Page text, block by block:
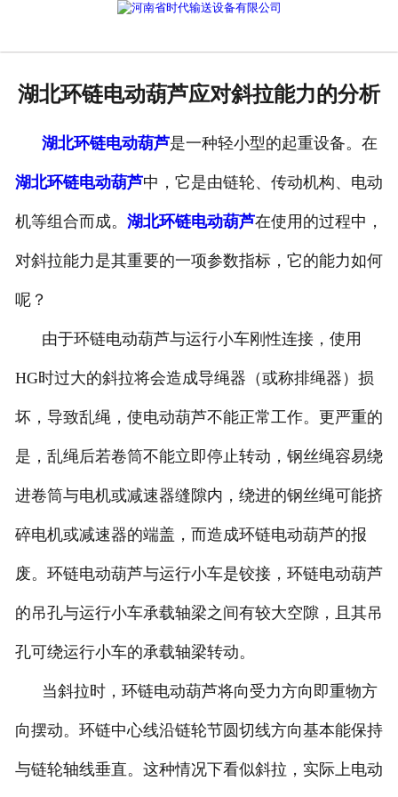
企业文化
湖北环链电动葫芦应对斜拉能力的分析
湖北环链电动葫芦是一种轻小型的起重设备。在
湖北环链电动葫芦中，它是由链轮、传动机构、电动
机等组合而成。 湖北环链电动葫芦在使用的过程中，
对斜拉能力是其重要的一项参数指标，它的能力如何
呢？
由于环链电动葫芦与运行小车刚性连接，使用
HG时过大的斜拉将会造成导绳器（或称排绳器）损
坏，导致乱绳，使电动葫芦不能正常工作。更严重的
是，乱绳后若卷筒不能立即停止转动，钢丝绳容易绕
进卷筒与电机或减速器缝隙内，绕进的钢丝绳可能挤
碎电机或减速器的端盖，而造成环链电动葫芦的报
废。环链电动葫芦与运行小车是铰接，环链电动葫芦
的吊孔与运行小车承载轴梁之间有较大空隙，且其吊
孔可绕运行小车的承载轴梁转动。
当斜拉时，环链电动葫芦将向受力方向即重物方
向摆动。环链中心线沿链轮节圆切线方向基本能保持
与链轮轴线垂直。这种情况下看似斜拉，实际上电动